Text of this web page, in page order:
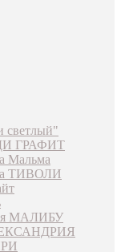
светлый"
ГРАФИТ
Мальма
ТИВОЛИ
МАЛИБУ